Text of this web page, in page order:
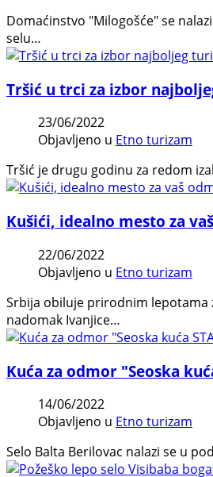
Domaćinstvo "Milogošće" se
selu…
Tršić u trci za izbor
23/06/2022
Objavljeno u Etno turizam
Tršić je drugu godinu za redom
Kušići, idealno mesto za
22/06/2022
Objavljeno u Etno turizam
Srbija obiluje prirodnim lepotama
nadomak Ivanjice…
Kuća za odmor "Seoska
14/06/2022
Objavljeno u Etno turizam
Selo Balta Berilovac nalazi se u